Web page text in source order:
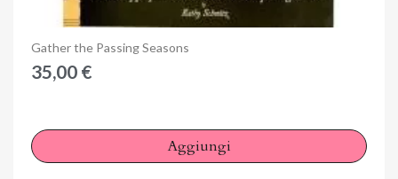
Anteprima
Gather the Passing Seasons
35,00 €
Aggiungi